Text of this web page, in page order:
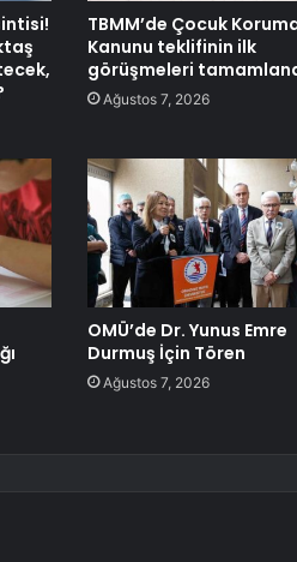
TBMM’de Çocuk
Kanunu teklifinin ilk
görüşmeleri
Ağustos 7, 2026
OMÜ’de Dr. Yunus Emre
Durmuş İçin Tören
Ağustos 7, 2026